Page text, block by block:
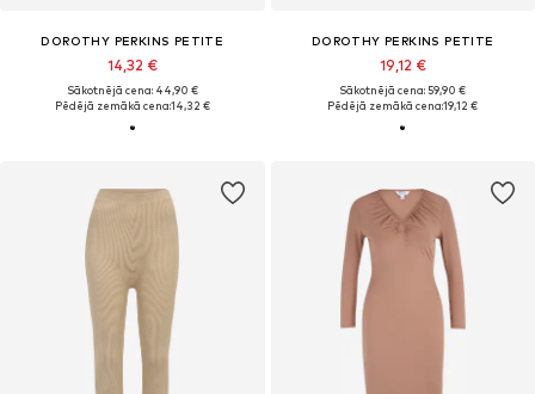
DOROTHY PERKINS PETITE
14,32 €
Sākotnējā cena: 44,90 €
Pēdējā zemākā cena:14,32 €
DOROTHY PERKINS PETITE
19,12 €
Sākotnējā cena: 59,90 €
Pēdējā zemākā cena:19,12 €